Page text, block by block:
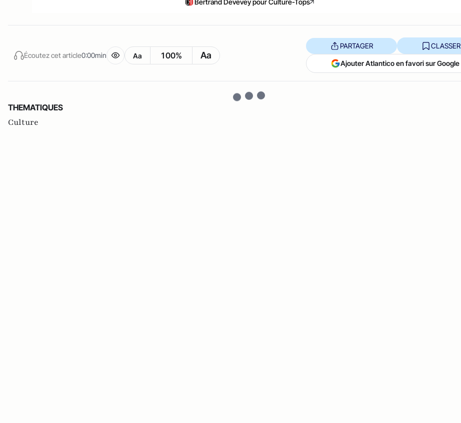
Bertrand Devevey pour Culture-Tops
Écoutez cet article0:00min Aa 100% Aa
PARTAGER CLASSER
Ajouter Atlantico en favori sur Google
THEMATIQUES
Culture